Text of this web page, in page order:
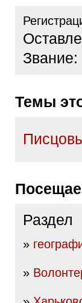
Звание:
Темы
Раздел
»
»